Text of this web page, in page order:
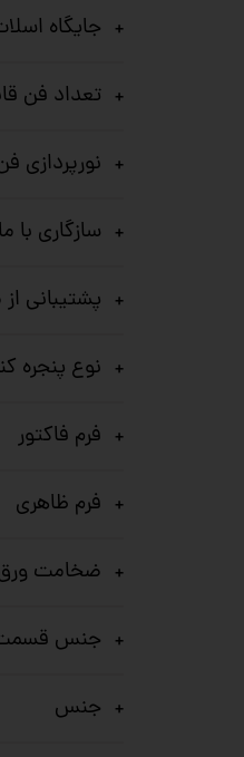
جایگاه
تعداد فن
نورپردازی
سازگاری با
پشتیبانی از
نوع پنجره
فرم فاکتور
فرم ظاهری
ضخامت
جنس قسمت
جنس